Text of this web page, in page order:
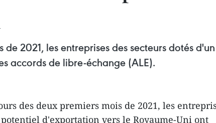
de 2021, les entreprises des secteurs dotés
accords de libre-échange (ALE).
des deux premiers mois de 2021, les
d'exportation vers le Royaume-Uni ont